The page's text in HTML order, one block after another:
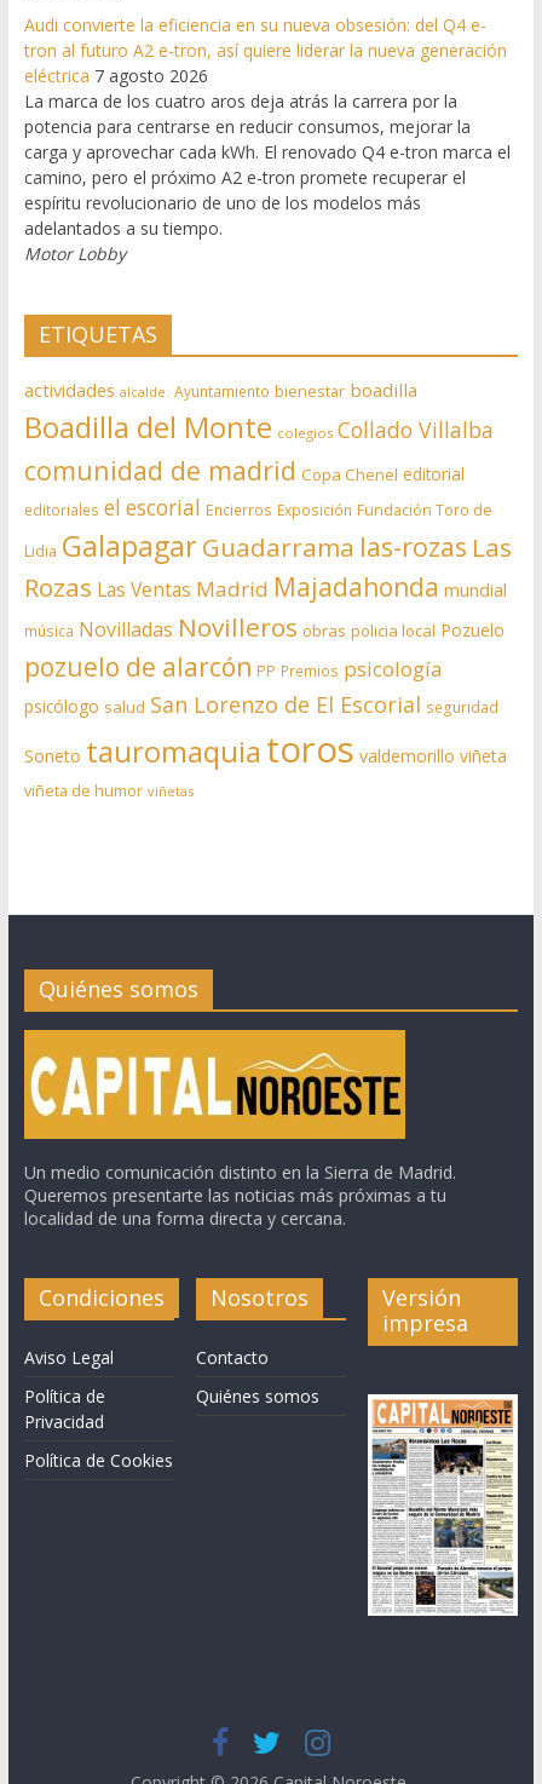
Audi convierte la eficiencia en su nueva obsesión: del Q4 e-
tron al futuro A2 e-tron, así quiere liderar la nueva generación
eléctrica 7 agosto 2026
La marca de los cuatro aros deja atrás la carrera por la
potencia para centrarse en reducir consumos, mejorar la
carga y aprovechar cada kWh. El renovado Q4 e-tron marca el
camino, pero el próximo A2 e-tron promete recuperar el
espíritu revolucionario de uno de los modelos más
adelantados a su tiempo.
Motor Lobby
ETIQUETAS
actividades alcalde. Ayuntamiento bienestar boadilla
Boadilla del Monte colegios Collado Villalba
comunidad de madrid Copa Chenel editorial
editoriales el escorial Encierros Exposición Fundación Toro de
Lidia Galapagar Guadarrama las-rozas Las
Rozas Las Ventas Madrid Majadahonda mundial
música Novilladas Novilleros obras policia local Pozuelo
pozuelo de alarcón PP Premios psicología
psicólogo salud San Lorenzo de El Escorial seguridad
Soneto tauromaquia toros valdemorillo viñeta
viñeta de humor viñetas
Quiénes somos
Un medio comunicación distinto en la Sierra de Madrid.
Queremos presentarte las noticias más próximas a tu
localidad de una forma directa y cercana.
Condiciones
Aviso Legal
Política de
Privacidad
Política de Cookies
Nosotros
Contacto
Quiénes somos
Versión
impresa